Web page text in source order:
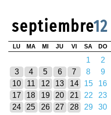
septiembre12
LU MA MI JU VI SA DO
1
2
3
4 5 6 7 8
9
10
11 12 13 14 15
16
17
18 19 20 21 22
23
24
25 26 27 28 29 30